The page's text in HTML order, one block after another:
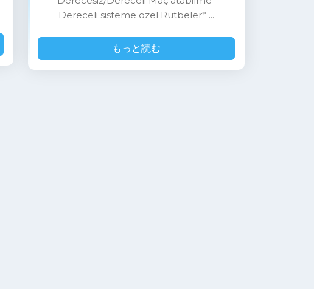
Dereceli sisteme özel Rütbeler* ...
もっと読む